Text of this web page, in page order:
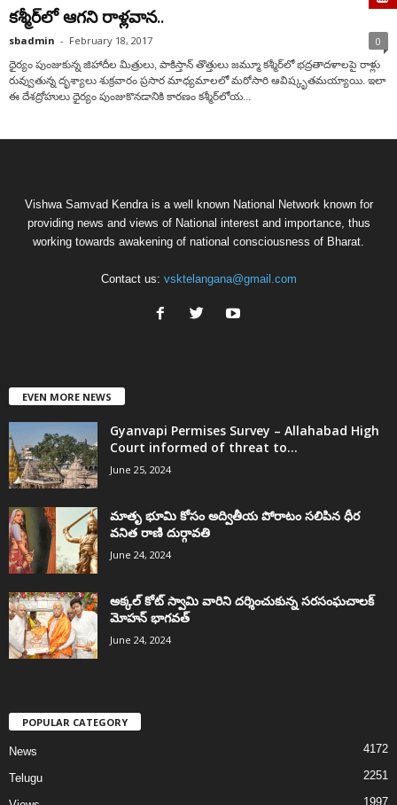
కశ్మీర్‌లో ఆగని రాళ్లవాన..
sbadmin - February 18, 2017 0
ధైర్యం పుంజుకున్న జిహాదీల మిత్రులు, పాకిస్తాన్ తొత్తులు జమ్మూ కశ్మీర్‌లో భద్రతాదళాలపై రాళ్లు
రువ్వుతున్న దృశ్యాలు శుక్రవారం ప్రసార మాధ్యమాలలో మరోసారి ఆవిష్కృతమయ్యాయి. ఇలా
ఈ దేశద్రోహులు ధైర్యం పుంజుకొనడానికి కారణం కశ్మీర్‌లోయ...
Vishwa Samvad Kendra is a well known National Network known for
providing news and views of National interest and importance, thus
working towards awakening of national consciousness of Bharat.
Contact us: vsktelangana@gmail.com
EVEN MORE NEWS
Gyanvapi Permises Survey – Allahabad High
Court informed of threat to...
June 25, 2024
మాతృ భూమి కోసం అద్వితీయ పోరాటం సలిపిన ధీర
వనిత రాణి దుర్గావతి
June 24, 2024
అక్కల్‌ కోట్‌ స్వామి వారిని దర్శించుకున్న సరసంఘచాలక్
మోహన్ భాగవత్
June 24, 2024
POPULAR CATEGORY
News 4172
Telugu 2251
1997